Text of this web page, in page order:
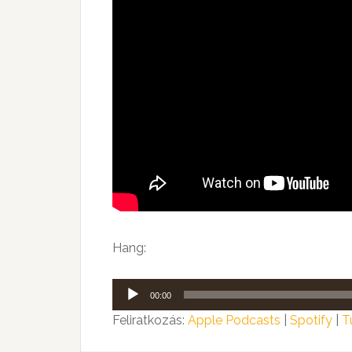
Hang:
Audió
lejátszó
00:00
Feliratkozás: Apple Podcasts Spotify